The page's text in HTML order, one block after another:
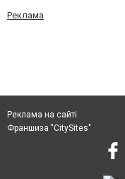
Реклама
Реклама на сайті
Франшиза "CitySites"